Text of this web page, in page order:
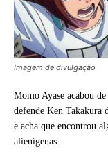
Imagem de divulgação
Momo Ayase acabou
defende Ken Takakura
e acha que encontrou
alienígenas.